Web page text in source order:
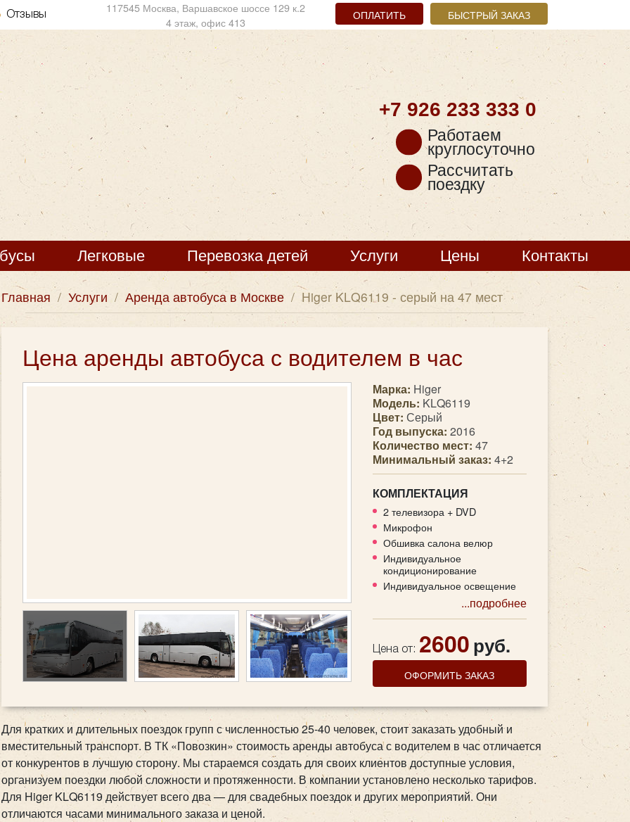
Отзывы
117545 Москва, Варшавское шоссе 129 к.2
4 этаж, офис 413
ОПЛАТИТЬ БЫСТРЫЙ ЗАКАЗ
+7 926 233 333 0
Работаем
круглосуточно
Рассчитать
поездку
Легковые Перевозка детей Услуги Цены Контакты
Главная / Услуги / Аренда автобуса в Москве / Higer KLQ6119 - серый на 47 мест
Цена аренды автобуса с водителем в час
Марка: Higer
Модель: KLQ6119
Цвет: Серый
Год выпуска: 2016
Количество мест: 47
Минимальный заказ: 4+2
КОМПЛЕКТАЦИЯ
2 телевизора + DVD
Микрофон
Обшивка салона велюр
Индивидуальное
кондиционирование
Индивидуальное освещение
...подробнее
Цена от: 2600руб.
ОФОРМИТЬ ЗАКАЗ
Для кратких и длительных поездок групп с численностью 25-40 человек, стоит заказать удобный и
вместительный транспорт. В ТК «Повозкин» стоимость аренды автобуса с водителем в час отличается
от конкурентов в лучшую сторону. Мы стараемся создать для своих клиентов доступные условия,
организуем поездки любой сложности и протяженности. В компании установлено несколько тарифов.
Для Higer KLQ6119 действует всего два — для свадебных поездок и других мероприятий. Они
отличаются часами минимального заказа и ценой.